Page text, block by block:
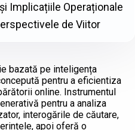
bazată pe inteligența
pentru a eficientiza
online. Instrumentul
pentru a analiza
interogările de căutare,
apoi oferă o
Implicațiile Operaționale
de Viitor